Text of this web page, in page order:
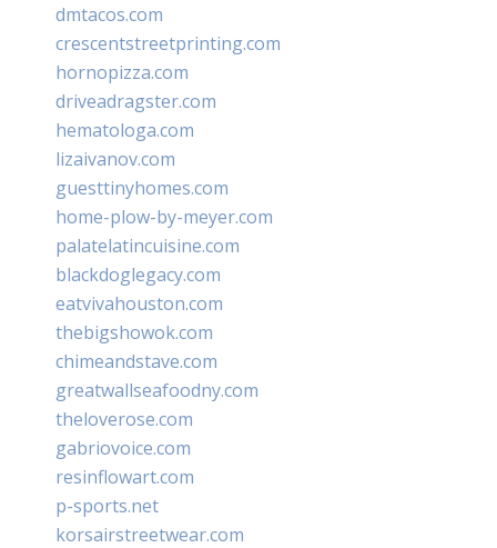
dmtacos.com
crescentstreetprinting.com
hornopizza.com
driveadragster.com
hematologa.com
lizaivanov.com
guesttinyhomes.com
home-plow-by-meyer.com
palatelatincuisine.com
blackdoglegacy.com
eatvivahouston.com
thebigshowok.com
chimeandstave.com
greatwallseafoodny.com
theloverose.com
gabriovoice.com
resinflowart.com
p-sports.net
korsairstreetwear.com